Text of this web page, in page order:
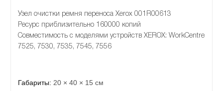
Узел очистки ремня переноса Xerox 001R00613
Ресурс приблизительно 160000 копий
Совместимость с моделями устройств XEROX: WorkCentre
7525, 7530, 7535, 7545, 7556
Габариты: 20 × 40 × 15 см